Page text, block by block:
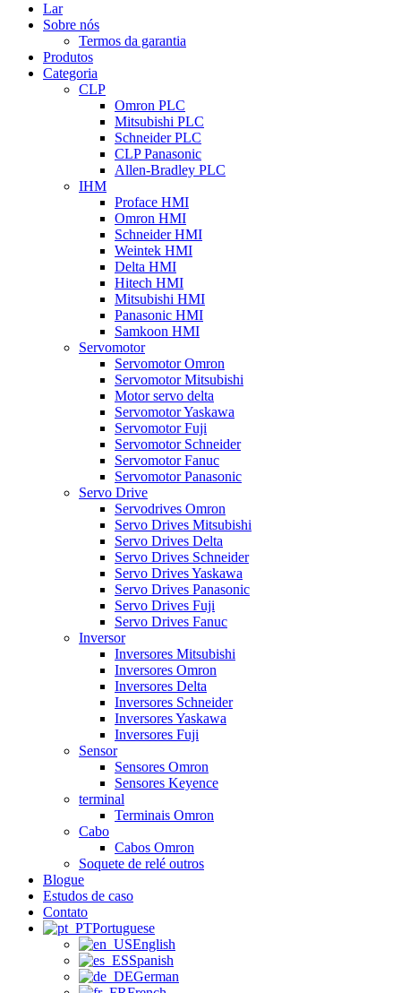
Lar
Sobre nós
Termos da garantia
Produtos
Categoria
CLP
Omron PLC
Mitsubishi PLC
Schneider PLC
CLP Panasonic
Allen-Bradley PLC
IHM
Proface HMI
Omron HMI
Schneider HMI
Weintek HMI
Delta HMI
Hitech HMI
Mitsubishi HMI
Panasonic HMI
Samkoon HMI
Servomotor
Servomotor Omron
Servomotor Mitsubishi
Motor servo delta
Servomotor Yaskawa
Servomotor Fuji
Servomotor Schneider
Servomotor Fanuc
Servomotor Panasonic
Servo Drive
Servodrives Omron
Servo Drives Mitsubishi
Servo Drives Delta
Servo Drives Schneider
Servo Drives Yaskawa
Servo Drives Panasonic
Servo Drives Fuji
Servo Drives Fanuc
Inversor
Inversores Mitsubishi
Inversores Omron
Inversores Delta
Inversores Schneider
Inversores Yaskawa
Inversores Fuji
Sensor
Sensores Omron
Sensores Keyence
terminal
Terminais Omron
Cabo
Cabos Omron
Soquete de relé outros
Blogue
Estudos de caso
Contato
Portuguese
English
Spanish
German